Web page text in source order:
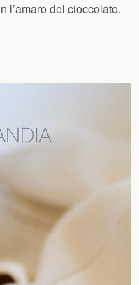
l’amaro del cioccolato.